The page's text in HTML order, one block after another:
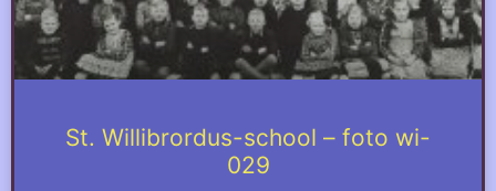
St. Willibrordus-school – foto wi-
029